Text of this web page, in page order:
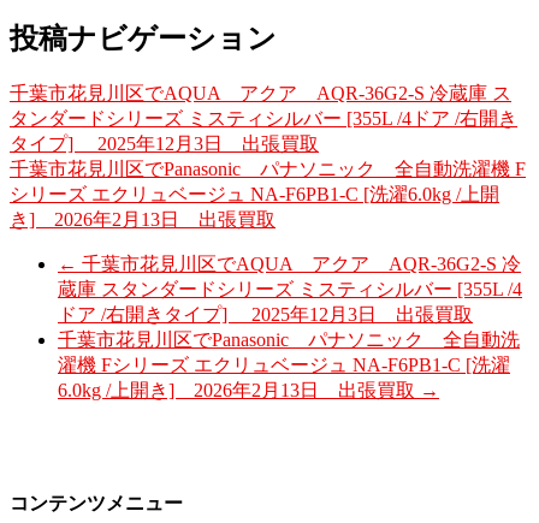
投稿ナビゲーション
千葉市花見川区でAQUA アクア AQR-36G2-S 冷蔵庫 ス
タンダードシリーズ ミスティシルバー [355L /4ドア /右開き
タイプ] 2025年12月3日 出張買取
千葉市花見川区でPanasonic パナソニック 全自動洗濯機 F
シリーズ エクリュベージュ NA-F6PB1-C [洗濯6.0kg /上開
き] 2026年2月13日 出張買取
← 千葉市花見川区でAQUA アクア AQR-36G2-S 冷
蔵庫 スタンダードシリーズ ミスティシルバー [355L /4
ドア /右開きタイプ] 2025年12月3日 出張買取
千葉市花見川区でPanasonic パナソニック 全自動洗
濯機 Fシリーズ エクリュベージュ NA-F6PB1-C [洗濯
6.0kg /上開き] 2026年2月13日 出張買取 →
コンテンツメニュー